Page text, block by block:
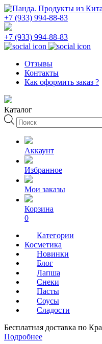
+7 (933) 994-88-83
+7 (933) 994-88-83
Отзывы
Контакты
Как оформить заказ ?
Каталог
Поиск
товаров
Аккаунт
Избранное
Мои заказы
Корзина
0
Категории
Косметика
Новинки
Блог
Лапша
Снеки
Пасты
Соусы
Сладости
Бесплатная доставка по
Подробнее